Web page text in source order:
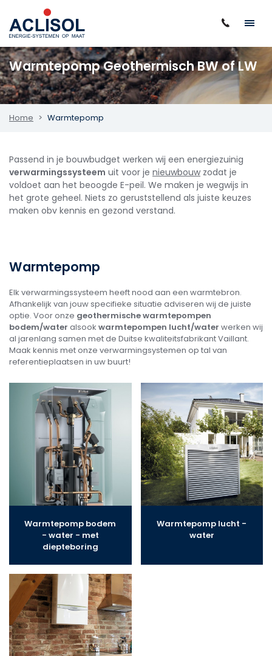
Warmtepomp Geothermisch BW of LW
Home Warmtepomp
Passend in je bouwbudget werken wij een energiezuinig
verwarmingssysteem uit voor je nieuwbouw zodat je
voldoet aan het beoogde E-peil. We maken je wegwijs in
het grote geheel. Niets zo geruststellend als juiste keuzes
maken obv kennis en gezond verstand.
Warmtepomp
Elk verwarmingssysteem heeft nood aan een warmtebron.
Afhankelijk van jouw specifieke situatie adviseren wij de juiste
optie. Voor onze geothermische warmtepompen
bodem/water alsook warmtepompen lucht/water werken wij
al jarenlang samen met de Duitse kwaliteitsfabrikant Vaillant.
Maak kennis met onze verwarmingsystemen op tal van
referentieplaatsen in uw buurt!
Warmtepomp bodem
- water - met
diepteboring
Warmtepomp lucht -
water